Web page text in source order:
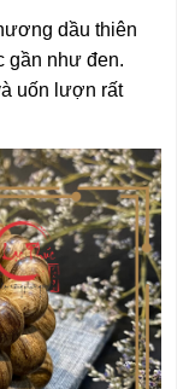
dầu thiên
gần như đen.
uốn lượn rất